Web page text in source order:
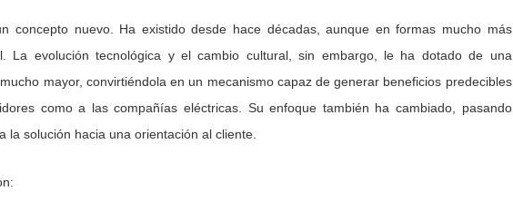
concepto nuevo. Ha existido desde hace décadas, aunque en formas mucho más
La evolución tecnológica y el cambio cultural, sin embargo, le ha dotado de una
mayor, convirtiéndola en un mecanismo capaz de generar beneficios predecibles
como a las compañías eléctricas. Su enfoque también ha cambiado, pasando
la solución hacia una orientación al cliente.